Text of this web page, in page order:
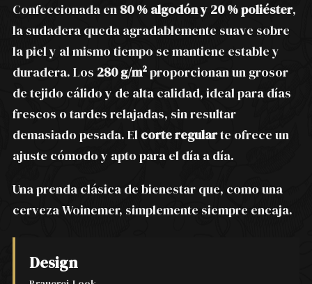
Confeccionada en 80 % algodón y 20 % poliéster,
la sudadera queda agradablemente suave sobre
la piel y al mismo tiempo se mantiene estable y
duradera. Los 280 g/m²proporcionan un grosor
de tejido cálido y de alta calidad, ideal para días
frescos o tardes relajadas, sin resultar
demasiado pesada. El corte regularte ofrece un
ajuste cómodo y apto para el día a día.
Una prenda clásica de bienestar que, como una
cerveza Woinemer, simplemente siempre encaja.
Design